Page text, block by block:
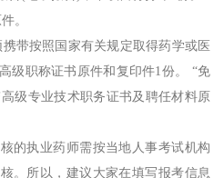
。
带按照国家有关规定取得药学或医
级职称证书原件和复印件1份。 “免
级专业技术职务证书及聘任材料原
执业药师需按当地人事考试机构
。所以，建议大家在填写报考信息